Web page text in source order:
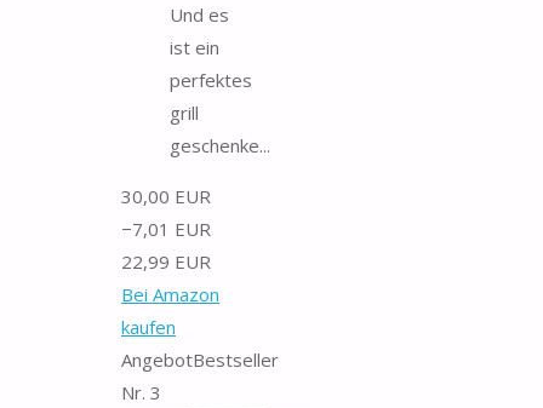
Und es
ist ein
perfektes
grill
geschenke...
30,00 EUR
−7,01 EUR
22,99 EUR
Bei Amazon
kaufen
AngebotBestseller
Nr. 3